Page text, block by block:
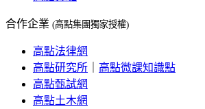
合作企業 (高點集團獨家授權)
高點法律網
高點研究所
高點微課知識點
高點甄試網
高點土木網